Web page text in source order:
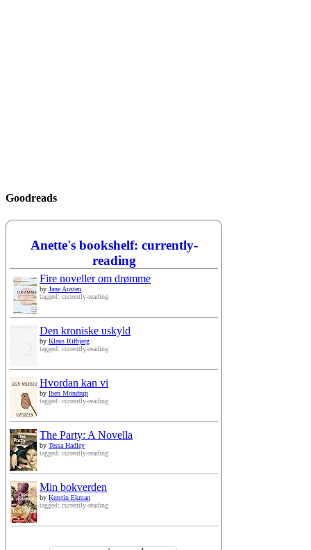
Goodreads
Anette's bookshelf: currently-
reading
Fire noveller om drømme
by Jane Austen
tagged: currently-reading
Den kroniske uskyld
by Klaus Rifbjerg
tagged: currently-reading
Hvordan kan vi
by Iben Mondrup
tagged: currently-reading
The Party: A Novella
by Tessa Hadley
tagged: currently-reading
Min bokverden
by Kerstin Ekman
tagged: currently-reading